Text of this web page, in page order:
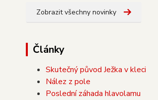
Zobrazit všechny novinky
Články
Skutečný původ Ježka v kleci
Nález z pole
Poslední záhada hlavolamu